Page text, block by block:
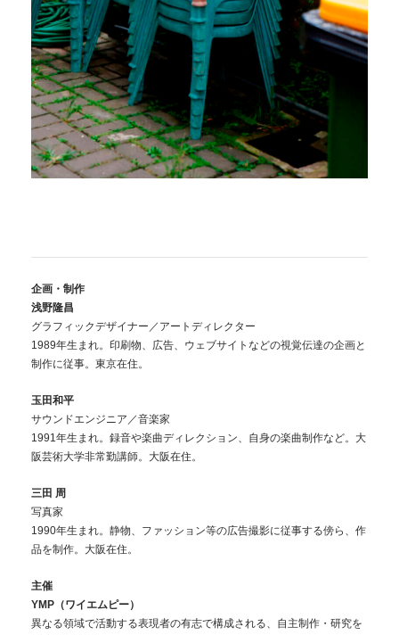
企画・制作
浅野隆昌
グラフィックデザイナー／アートディレクター
1989年生まれ。印刷物、広告、ウェブサイトなどの視覚伝達の企画と
制作に従事。東京在住。
玉田和平
サウンドエンジニア／音楽家
1991年生まれ。録音や楽曲ディレクション、自身の楽曲制作など。大
阪芸術大学非常勤講師。大阪在住。
三田 周
写真家
1990年生まれ。静物、ファッション等の広告撮影に従事する傍ら、作
品を制作。大阪在住。
主催
YMP（ワイエムピー）
異なる領域で活動する表現者の有志で構成される、自主制作・研究を